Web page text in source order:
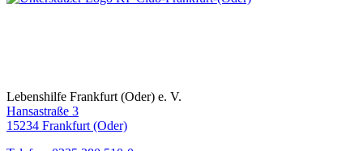
Lebenshilfe Frankfurt (Oder) e. V.
Hansastraße 3
15234 Frankfurt (Oder)